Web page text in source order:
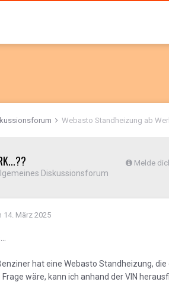
Webasto Standheizung ab
Melde
Diskussionsforum
14. März 2025
hat eine Webasto Standheizung,
Frage wäre, kann ich anhand der VIN